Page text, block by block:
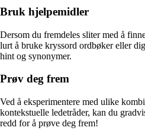
Bruk hjelpemidler
Dersom du fremdeles sliter med å
lurt å bruke kryssord ordbøker eller
hint og synonymer.
Prøv deg frem
Ved å eksperimentere med ulike
kontekstuelle ledetråder, kan du
redd for å prøve deg frem!